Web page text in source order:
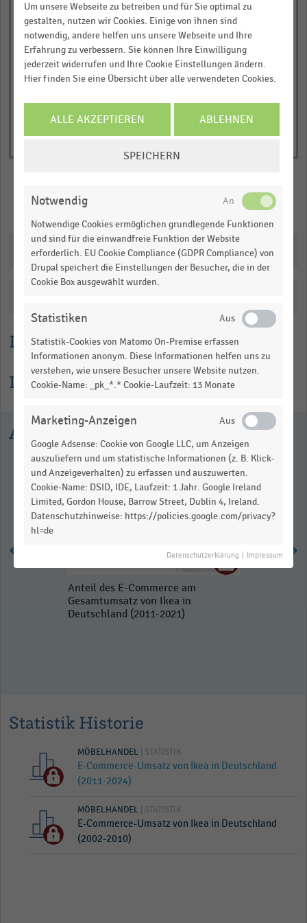
Lesehilfe
Informationen zur Statistik
has
axis
displaying
data
table.
'01/'02'02/'03'03/'04'04/'05'05/'06'06/'07'07/'08'08/'09
© Handelsdaten 2026
End
interactive
chart
JETZT INFORMIEREN
Merken Teilen
Downloads
Ausgewählte Statistiken
Anteil des E-Commerce am
Gesamtumsatz von Ikea in
Deutschland (2011-2021)
Statistik Historie
MÖBELHANDEL | STATISTIK
E-Commerce-Umsatz von Ikea in Deutschland
(2011-2024)
MÖBELHANDEL | STATISTIK
E-Commerce-Umsatz von Ikea in Deutschland
(2002-2010)
Um unsere Webseite zu betreiben und für Sie optimal zu
gestalten, nutzen wir Cookies. Einige von ihnen sind
notwendig, andere helfen uns unsere Webseite und Ihre
Erfahrung zu verbessern. Sie können Ihre Einwilligung
jederzeit widerrufen und Ihre Cookie Einstellungen ändern.
Hier finden Sie eine Übersicht über alle verwendeten Cookies.
ALLE AKZEPTIEREN ABLEHNEN
SPEICHERN
Notwendig
Notwendige Cookies ermöglichen grundlegende Funktionen
und sind für die einwandfreie Funktion der Website
erforderlich. EU Cookie Compliance (GDPR Compliance) von
Drupal speichert die Einstellungen der Besucher, die in der
Cookie Box ausgewählt wurden.
Statistiken
Statistik-Cookies von Matomo On-Premise erfassen
Informationen anonym. Diese Informationen helfen uns zu
verstehen, wie unsere Besucher unsere Website nutzen.
Cookie-Name: _pk_*.* Cookie-Laufzeit: 13 Monate
Marketing-Anzeigen
Google Adsense: Cookie von Google LLC, um Anzeigen
auszuliefern und um statistische Informationen (z. B. Klick-
und Anzeigeverhalten) zu erfassen und auszuwerten.
Cookie-Name: DSID, IDE, Laufzeit: 1 Jahr. Google Ireland
Limited, Gordon House, Barrow Street, Dublin 4, Ireland.
Datenschutzhinweise: https://policies.google.com/privacy?
hl=de
Datenschutzerklärung Impressum